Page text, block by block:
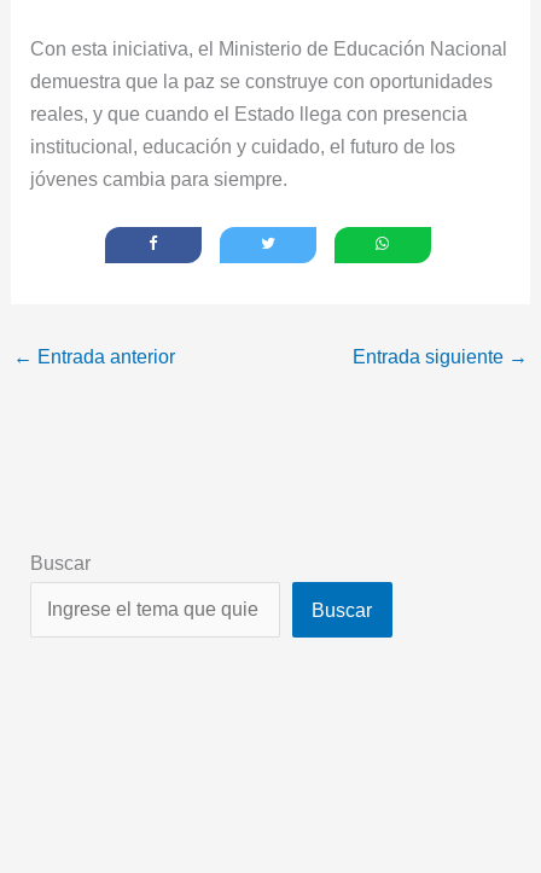
Con esta iniciativa, el Ministerio de Educación Nacional
demuestra que la paz se construye con oportunidades
reales, y que cuando el Estado llega con presencia
institucional, educación y cuidado, el futuro de los
jóvenes cambia para siempre.
← Entrada anterior Entrada siguiente →
Buscar
Buscar